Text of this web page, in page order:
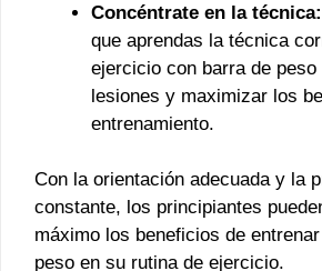
Concéntrate en la técnica:
que aprendas la técnica
ejercicio con barra de
lesiones y maximizar los
entrenamiento.
Con la orientación adecuada y la
constante, los principiantes
máximo los beneficios de
peso en su rutina de ejercicio.